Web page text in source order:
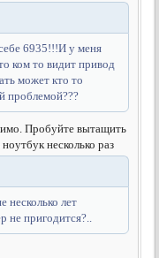
6935!!!И у меня
ком то видит привод
может кто то
проблемой???
Пробуйте вытащить
несколько раз
несколько лет
не пригодится?..